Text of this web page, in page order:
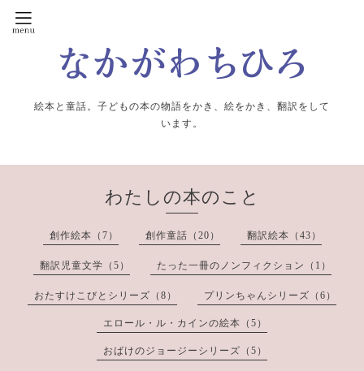
絵本と童話。子どもの本の物語をかき、絵をかき、翻訳をして
います。
わたしの本のこと
創作絵本（7） 創作童話（20） 翻訳絵本（43）
翻訳児童文学（5） たった一冊のノンフィクション（1）
おたすけこびとシリーズ（8） プリンちゃんシリーズ（6）
エロール・ル・カインの絵本（5）
おばけのジョージーシリーズ（5）